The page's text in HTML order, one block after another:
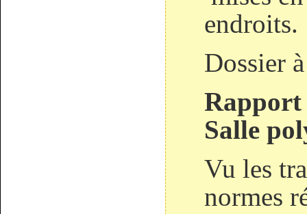
endroits.
Dossier
Rapport
Salle
Vu les
normes